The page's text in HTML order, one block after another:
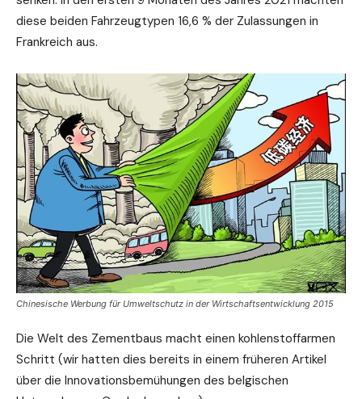
diese beiden Fahrzeugtypen 16,6 % der Zulassungen in
Frankreich aus.
Chinesische Werbung für Umweltschutz in der Wirtschaftsentwicklung 2015
Die Welt des Zementbaus macht einen kohlenstoffarmen
Schritt (wir hatten dies bereits in einem früheren Artikel
über die Innovationsbemühungen des belgischen